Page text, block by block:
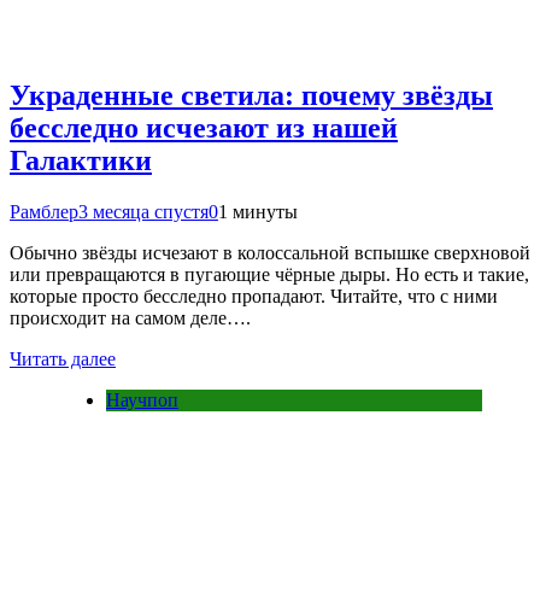
Украденные светила: почему звёзды
бесследно исчезают из нашей
Галактики
Рамблер3 месяца спустя01 минуты
Обычно звёзды исчезают в колоссальной вспышке сверхновой
или превращаются в пугающие чёрные дыры. Но есть и такие,
которые просто бесследно пропадают. Читайте, что с ними
происходит на самом деле….
Читать далее
Научпоп